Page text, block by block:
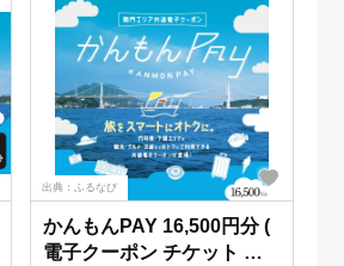
出典：ふるなび
かんもんPAY 16,500円分 (
電子クーポン チケット ク